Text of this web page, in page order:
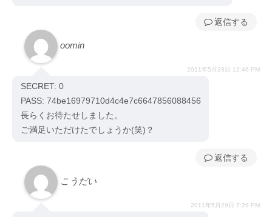
返信
oomin
2011年5月28日 12:46 PM
SECRET: 0
PASS: 74be16979710d4c4e7c6647856088456
長らくお待たせしました。
ご満足いただけたでしょうか(笑)？
返信
こうだい
2011年5月29日 7:29 PM